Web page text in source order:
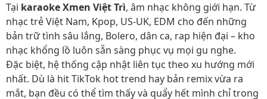
Tại karaoke Xmen Việt Trì, âm nhạc không giới hạn. Từ
nhạc trẻ Việt Nam, Kpop, US-UK, EDM cho đến những
bản trữ tình sâu lắng, Bolero, dân ca, rap hiện đại – kho
nhạc khổng lồ luôn sẵn sàng phục vụ mọi gu nghe.
Đặc biệt, hệ thống cập nhật liên tục theo xu hướng mới
nhất. Dù là hit TikTok hot trend hay bản remix vừa ra
mắt, bạn đều có thể tìm thấy và quẩy hết mình chỉ trong